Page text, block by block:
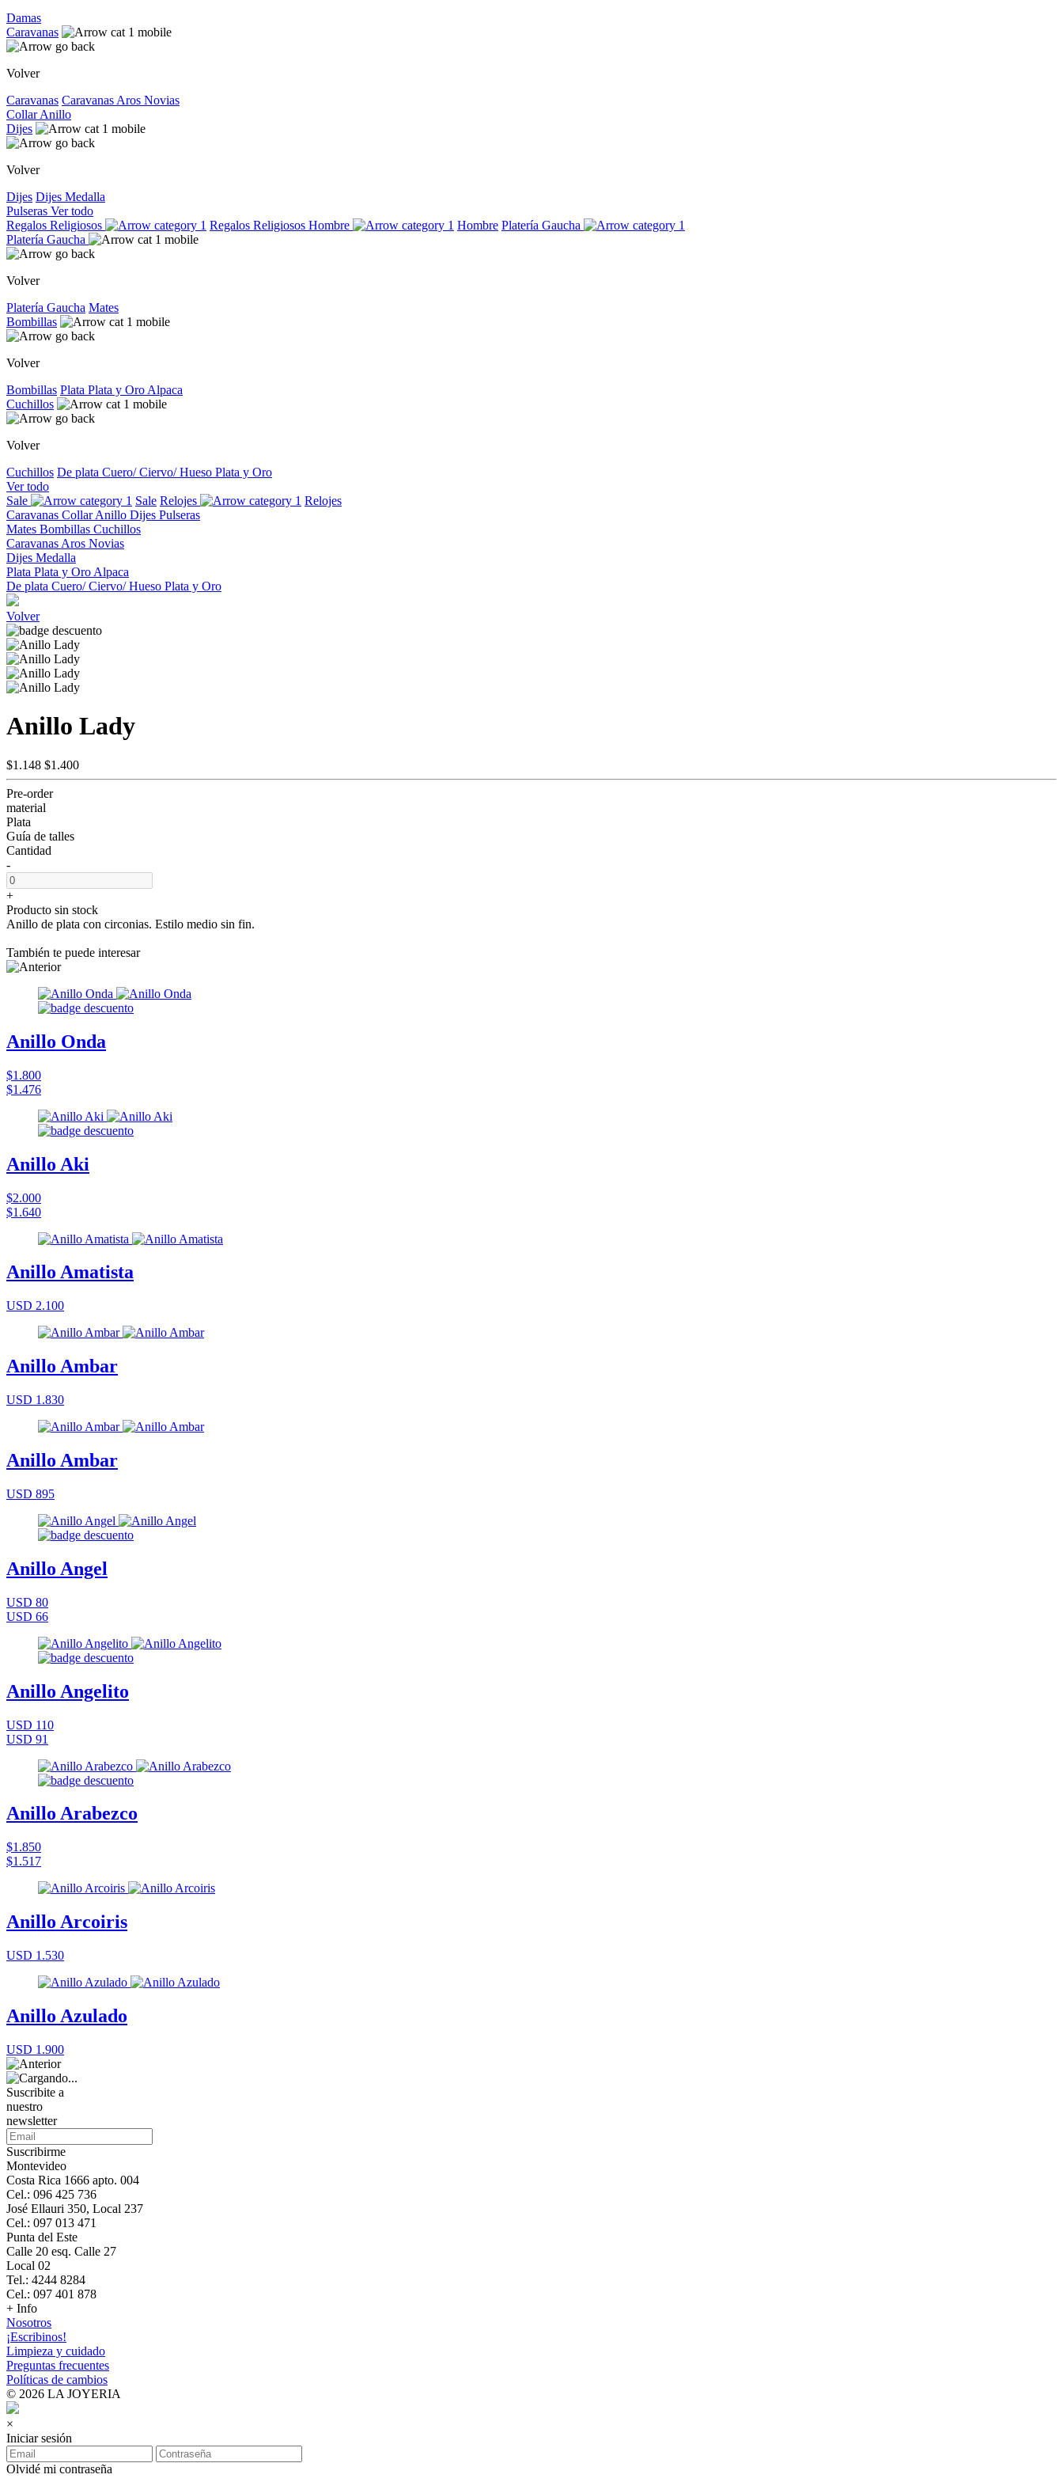
Damas
Caravanas
Volver
Caravanas Caravanas Aros Novias
CollarAnillo
Dijes
Volver
Dijes Dijes Medalla
Pulseras Ver todo
Regalos Religiosos
Regalos Religiosos Hombre Hombre Platería Gaucha
Platería Gaucha
Volver
Platería Gaucha Mates
Bombillas
Volver
Bombillas Plata Plata y Oro Alpaca
Cuchillos
Volver
Cuchillos De plata Cuero/ Ciervo/ Hueso Plata y Oro
Ver todo
Sale
Sale Relojes
Relojes
Caravanas CollarAnillo Dijes Pulseras
Mates Bombillas Cuchillos
Caravanas Aros Novias
Dijes Medalla
Plata Plata y Oro Alpaca
De plata Cuero/ Ciervo/ Hueso Plata y Oro
Volver
Anillo Lady
$1.148 $1.400
Pre-order
material
Plata
Guía de talles
Cantidad
-
+
Producto sin stock
Anillo de plata con circonias. Estilo medio sin fin.
También te puede interesar
Anillo Onda
$1.800
$1.476
Anillo Aki
$2.000
$1.640
Anillo Amatista
USD 2.100
Anillo Ambar
USD 1.830
Anillo Ambar
USD 895
Anillo Angel
USD 80
USD 66
Anillo Angelito
USD 110
USD 91
Anillo Arabezco
$1.850
$1.517
Anillo Arcoiris
USD 1.530
Anillo Azulado
USD 1.900
Suscribite a
nuestro
newsletter
Suscribirme
Montevideo
Costa Rica 1666 apto. 004
Cel.: 096 425 736
José Ellauri 350, Local 237
Cel.: 097 013 471
Punta del Este
Calle 20 esq. Calle 27
Local 02
Tel.: 4244 8284
Cel.: 097 401 878
+ Info
Nosotros
¡Escribinos!
Limpieza y cuidado
Preguntas frecuentes
Políticas de cambios
© 2026 LA JOYERIA
×
Iniciar sesión
Olvidé mi contraseña